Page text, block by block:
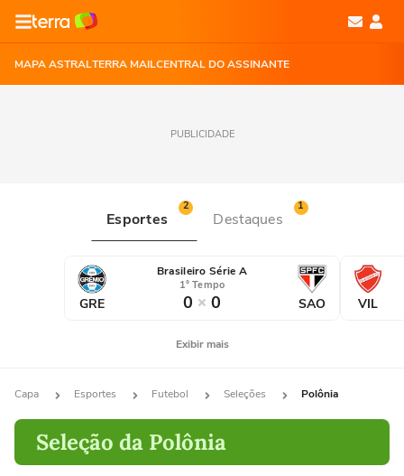
MAPA ASTRALTERRA MAILCENTRAL DO ASSINANTE
PUBLICIDADE
Esportes
2
Destaques
1
GRE
Brasileiro Série A
1° Tempo
0 0 SAO VIL
Exibir mais
Capa Esportes Futebol Seleções Polônia
Seleção da Polônia